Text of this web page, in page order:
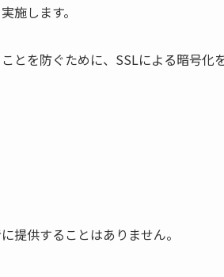
施します。
とを防ぐために、SSLによる暗号化
提供することはありません。